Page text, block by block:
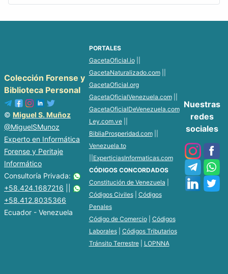
Colección Forense y
Biblioteca Personal
© Miguel S. Muñoz
@MiguelSMunoz
Experto en Informática
Forense y Peritaje
Informático
Consultoría Privada:
+58.424.1687216
+58.412.8035366
Ecuador - Venezuela
PORTALES
GacetaOficial.io||
GacetaNaturalizado.com||
GacetaOficial.org
GacetaOficialVenezuela.com||
GacetaOficialDeVenezuela.com
Ley.com.ve||
BibliaProsperidad.com||
Venezuela.to
ExperticiasInformaticas.com
CÓDIGOS CONCORDADOS
Constitución de Venezuela
Códigos Civiles| Códigos
Penales
Código de Comercio| Códigos
Laborales| Códigos Tributarios
Tránsito Terrestre| LOPNNA
Nuestras
redes
sociales